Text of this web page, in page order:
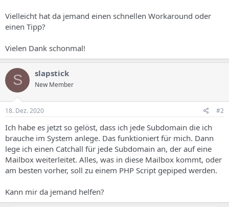
Vielleicht hat da jemand einen schnellen Workaround oder
einen Tipp?
Vielen Dank schonmal!
S slapstick
New Member
18. Dez. 2020 #2
Ich habe es jetzt so gelöst, dass ich jede Subdomain die ich
brauche im System anlege. Das funktioniert für mich. Dann
lege ich einen Catchall für jede Subdomain an, der auf eine
Mailbox weiterleitet. Alles, was in diese Mailbox kommt, oder
am besten vorher, soll zu einem PHP Script gepiped werden.
Kann mir da jemand helfen?